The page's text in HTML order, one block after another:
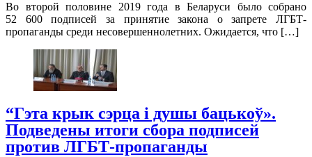
Во второй половине 2019 года в Беларуси было собрано
52 600 подписей за принятие закона о запрете ЛГБТ-
пропаганды среди несовершеннолетних. Ожидается, что […]
“Гэта крык сэрца і душы бацькоў».
Подведены итоги сбора подписей
против ЛГБТ-пропаганды